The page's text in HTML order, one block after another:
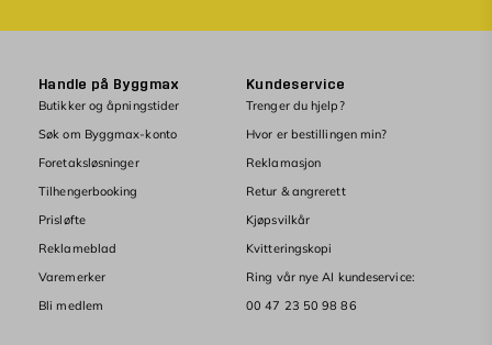
Handle på Byggmax
Butikker og åpningstider
Søk om Byggmax-konto
Foretaksløsninger
Tilhengerbooking
Prisløfte
Reklameblad
Varemerker
Bli medlem
Kundeservice
Trenger du hjelp?
Hvor er bestillingen min?
Reklamasjon
Retur & angrerett
Kjøpsvilkår
Kvitteringskopi
Ring vår nye AI kundeservice:
00 47 23 50 98 86